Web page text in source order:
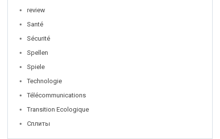
review
Santé
Sécurité
Spellen
Spiele
Technologie
Télécommunications
Transition Ecologique
Сплиты